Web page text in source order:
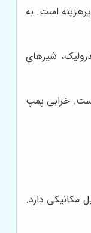
است. به
شیرهای
خرابی پمپ
مکانیکی دارد.